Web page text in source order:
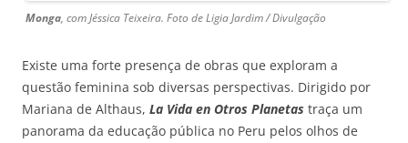
Monga, com Jéssica Teixeira. Foto de Ligia Jardim / Divulgação
Existe uma forte presença de obras que exploram a
questão feminina sob diversas perspectivas. Dirigido por
Mariana de Althaus, La Vida en Otros Planetas traça um
panorama da educação pública no Peru pelos olhos de